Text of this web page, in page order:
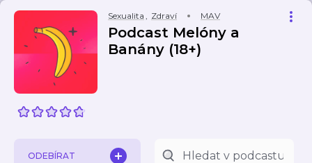
Sexualita , Zdraví MAV
Podcast Melóny a
Banány (18+)
ODEBÍRAT